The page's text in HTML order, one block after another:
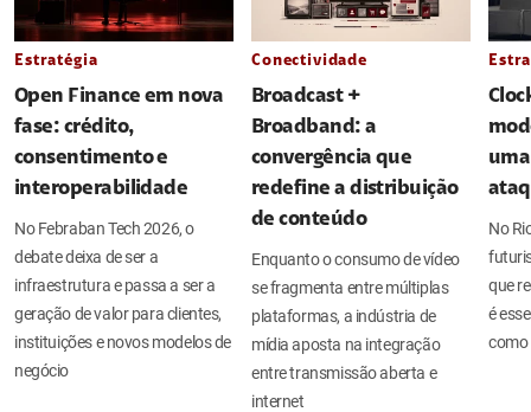
Estratégia
Open Finance em nova
fase: crédito,
consentimento e
interoperabilidade
No Febraban Tech 2026, o
debate deixa de ser a
infraestrutura e passa a ser a
geração de valor para clientes,
instituições e novos modelos de
negócio
Conectividade
Broadcast +
Broadband: a
convergência que
redefine a distribuição
de conteúdo
Enquanto o consumo de vídeo
se fragmenta entre múltiplas
plataformas, a indústria de
mídia aposta na integração
entre transmissão aberta e
internet
No
que
é
como